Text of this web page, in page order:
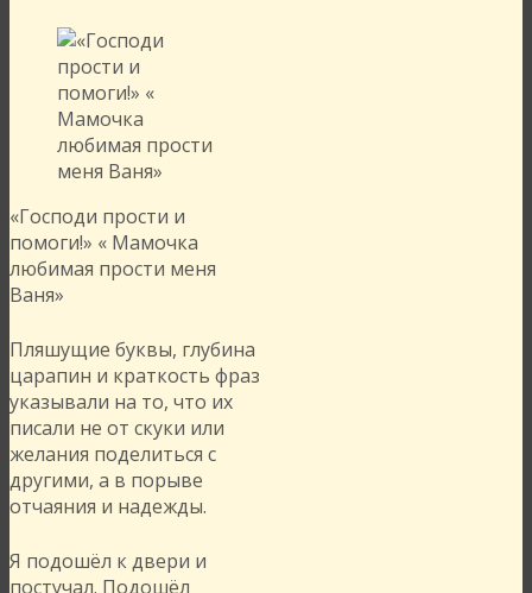
«Господи прости и
помоги!» « Мамочка
любимая прости меня
Ваня»
Пляшущие буквы, глубина
царапин и краткость фраз
указывали на то, что их
писали не от скуки или
желания поделиться с
другими, а в порыве
отчаяния и надежды.
Я подошёл к двери и
постучал. Подошёл